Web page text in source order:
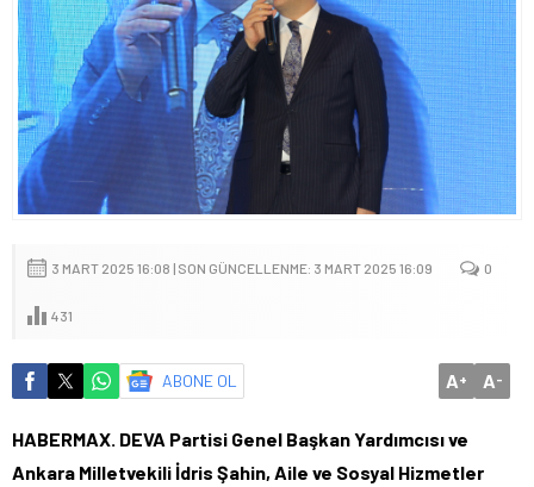
3 MART 2025 16:08 | SON GÜNCELLENME: 3 MART 2025 16:09 0
431
ABONE OL A+ A-
HABERMAX. DEVA Partisi Genel Başkan Yardımcısı ve
Ankara Milletvekili İdris Şahin, Aile ve Sosyal Hizmetler